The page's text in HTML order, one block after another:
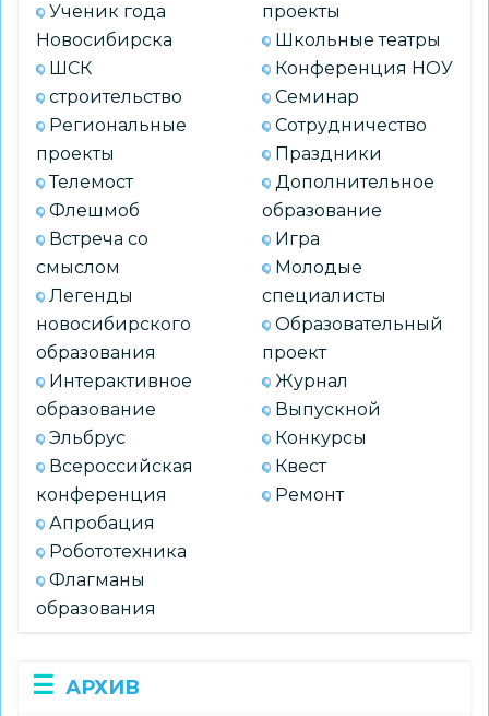
Ученик года
Новосибирска
ШСК
строительство
Региональные
проекты
Телемост
Флешмоб
Встреча со
смыслом
Легенды
новосибирского
образования
Интерактивное
образование
Эльбрус
Всероссийская
конференция
Апробация
Робототехника
Флагманы
образования
проекты
Школьные театры
Конференция НОУ
Семинар
Сотрудничество
Праздники
Дополнительное
образование
Игра
Молодые
специалисты
Образовательный
проект
Журнал
Выпускной
Конкурсы
Квест
Ремонт
АРХИВ